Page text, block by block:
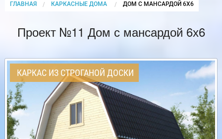
ГЛАВНАЯ КАРКАСНЫЕ ДОМА CURRENT:
ДОМ С МАНСАРДОЙ 6Х6
Проект №11 Дом с мансардой 6х6
КАРКАС ИЗ СТРОГАНОЙ ДОСКИ